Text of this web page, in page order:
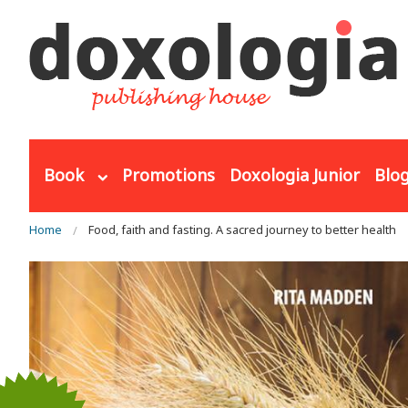
Book Promotions Doxologia Junior
You are here
Home Food, faith and fasting. A sacred journey to better health